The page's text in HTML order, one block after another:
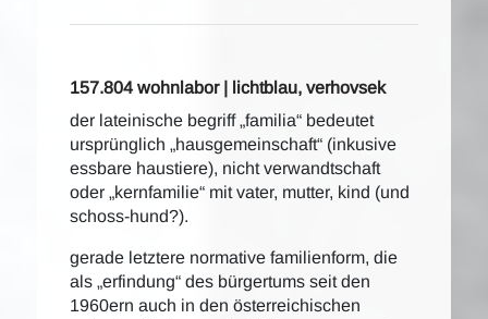
157.804 wohnlabor | lichtblau, verhovsek
der lateinische begriff „familia“ bedeutet
ursprünglich „hausgemeinschaft“ (inkusive
essbare haustiere), nicht verwandtschaft
oder „kernfamilie“ mit vater, mutter, kind (und
schoss-hund?).
gerade letztere normative familienform, die
als „erfindung“ des bürgertums seit den
1960ern auch in den österreichischen